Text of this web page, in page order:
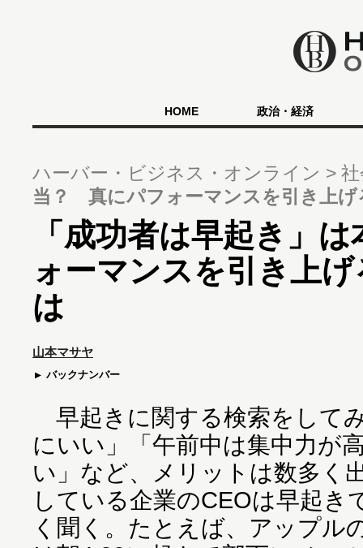
HOME 政治・経済
ハーバー・ビジネス・オンライン
当？ 真にパフォーマンスを引き上げ
「成功者は早起き」
ォーマンスを引き上
は
山本マサヤ
バックナンバー
早起きに関する検索をして
にいい」「午前中は集中力が
い」など、メリットは数多く
している企業のCEOは早起き
く聞く。たとえば、アップル